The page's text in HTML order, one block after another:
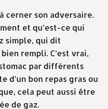
cerner son adversaire.
et qu’est-ce qui
simple, qui dit
rempli. C’est vrai,
par différents
d’un bon repas gras ou
cela peut aussi être
de gaz.